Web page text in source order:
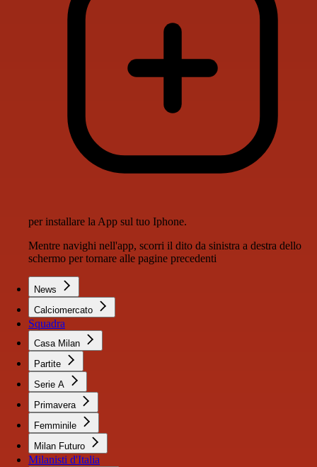
per installare la App sul tuo Iphone.
Mentre navighi nell'app, scorri il dito da sinistra a destra dello
schermo per tornare alle pagine precedenti
News
Calciomercato
Squadra
Casa Milan
Partite
Serie A
Primavera
Femminile
Milan Futuro
Milanisti d'Italia